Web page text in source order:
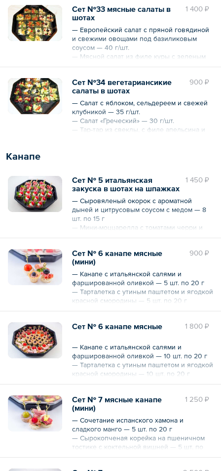
810 г
1 400 ₽
Сет №33 мясные салаты в
шотах
— Европейский салат с пряной говядиной
и свежими овощами под базиликовым
соусом — 40 г/шт.
— Мясной салат из филе куры с зеленым
яблоком, хрустящим салатом и ягодкой
— Салат с ветчиной и сыром, свежими
огурчиками и перцем с масляной
заправкой — 35 г/шт.
18 шт.
690 г
900 ₽
Сет №34 вегетариансикие
салаты в шотах
— Салат с яблоком, сельдереем и свежей
клубникой — 35 г/шт.
— Салат «Греческий» — 30 г/шт.
— Тар-тар из свеклы, с филе апельсина и
Канапе
1 450 ₽
Сет № 5 итальянская
закуска в шотах на шпажках
— Сыровяленый окорок с ароматной
дыней и цитрусовым соусом с медом — 8
шт. по 15 г
— Мини-моццарелла с томатами черри и
соусом «песто» — 10 шт. по 25 г
900 ₽
Сет № 6 канапе мясные
(мини)
— Канапе с итальянской салями и
фаршированной оливкой — 5 шт. по 20 г
— Тарталетка с утиным паштетом и ягодкой
красной смородины — 5 шт. по 20 г
— Канапе с куриным филе и томатом черри
— Пикантный карбонад с долькой
20 шт.
375 г
1 800 ₽
Сет № 6 канапе мясные
— Канапе с итальянской салями и
фаршированной оливкой — 10 шт. по 20 г
— Тарталетка с утиным паштетом и ягодкой
красной смородины — 10 шт. по 20 г
— Канапе с куриным филе и томатом черри
— Пикантный карбонад с долькой
мандарина — 10 шт. по 20 г
40 шт.
750 г
1 250 ₽
Сет № 7 мясные канапе
(мини)
— Сочетание испанского хамона и
сладкого манго — 5 шт. по 20 г
— Сырокопченая корейка на пшеничном
тостике с коктельной вишней — 5 шт. по
20 г